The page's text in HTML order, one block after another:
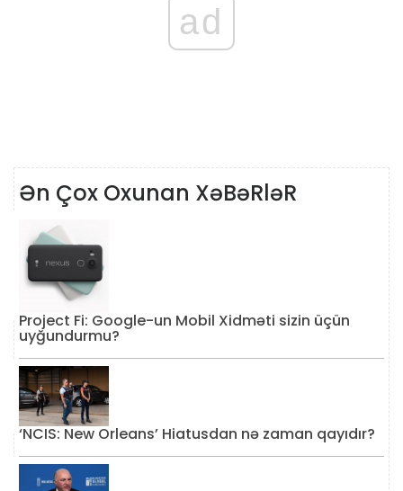
ad
Ən Çox Oxunan XəBəRləR
Project Fi: Google-un Mobil Xidməti sizin üçün
uyğundurmu?
‘NCIS: New Orleans’ Hiatusdan nə zaman qayıdır?